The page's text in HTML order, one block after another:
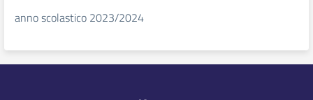
anno scolastico 2023/2024